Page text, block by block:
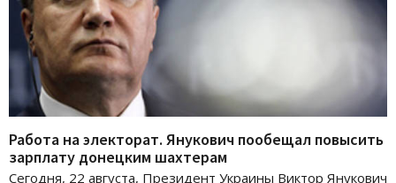
Работа на электорат. Янукович пообещал повысить
зарплату донецким шахтерам
Сегодня, 22 августа, Президент Украины Виктор Янукович